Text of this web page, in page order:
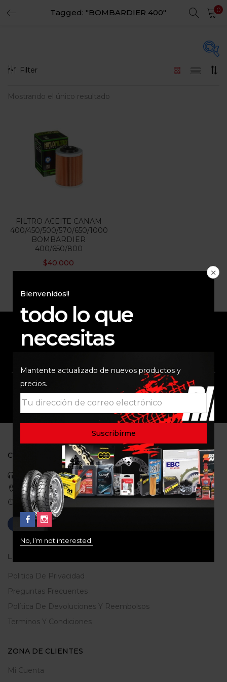
Tagged: "BOMBARDIER 400" 0
En oferta
Filter
Mostrando el único resultado
FILTRO ACEITE CANAM
400/450/500/570/650/1000
BOMBARDIER
400/650/800
$40.000
Bienvenidos!!
todo lo que
necesitas
Mantente actualizado de nuevos productos y
precios.
No, I’m not interested.
ENVÍO RAPIDO Y
SOPORTE COMUNIDAD
CONTACTO
Celular: 3113422933
Medellin, Colombia
Correo: gerencia@ridershouse.co
LEGALES
Politica De Privacidad
Preguntas Frecuentes
Política De Devoluciones Y Reembolsos
Terminos Y Condiciones
ZONA DE CLIENTES
Mi Cuenta
LOGIN REGISTER
Remember me